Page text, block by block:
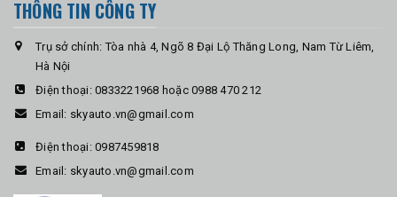
THÔNG TIN CÔNG TY
Trụ sở chính: Tòa nhà 4, Ngõ 8 Đại Lộ Thăng Long, Nam Từ Liêm,
Hà Nội
Điện thoại: 0833221968 hoặc 0988 470 212
Email: skyauto.vn@gmail.com
Điện thoại: 0987459818
Email: skyauto.vn@gmail.com